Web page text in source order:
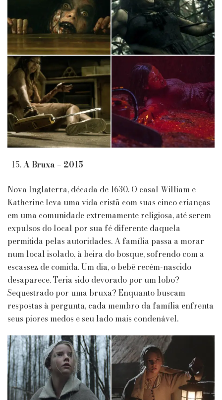
A Bruxa – 2015
Nova Inglaterra, década de 1630. O casal William e
Katherine leva uma vida cristã com suas cinco crianças
em uma comunidade extremamente religiosa, até serem
expulsos do local por sua fé diferente daquela
permitida pelas autoridades. A família passa a morar
num local isolado, à beira do bosque, sofrendo com a
escassez de comida. Um dia, o bebê recém-nascido
desaparece. Teria sido devorado por um lobo?
Sequestrado por uma bruxa? Enquanto buscam
respostas à pergunta, cada membro da família enfrenta
seus piores medos e seu lado mais condenável.